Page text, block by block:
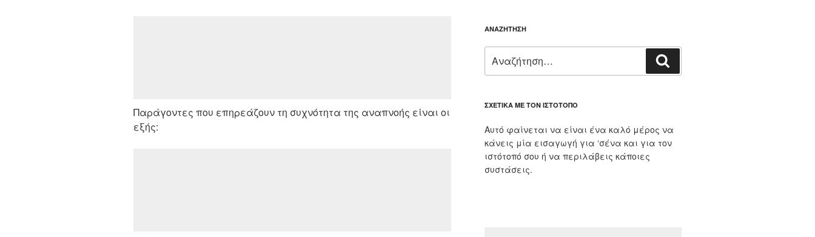
Παράγοντες που επηρεάζουν τη συχνότητα της αναπνοής είναι οι
εξής:
ΑΝΑΖΉΤΗΣΗ
για:
ΣΧΕΤΙΚΆ ΜΕ ΤΟΝ ΙΣΤΌΤΟΠΟ
Αυτό φαίνεται να είναι ένα καλό μέρος να
κάνεις μία εισαγωγή για ‘σένα και για τον
ιστότοπό σου ή να περιλάβεις κάποιες
συστάσεις.